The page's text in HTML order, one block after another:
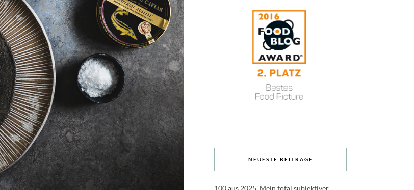
NEUESTE BEITRÄGE
100 aus 2025. Mein total subjektiver